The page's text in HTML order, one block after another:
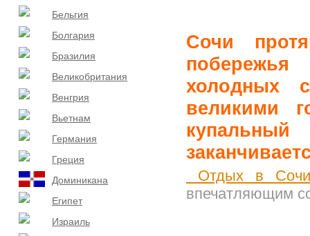
Бельгия
Болгария
Бразилия
Великобритания
Венгрия
Вьетнам
Германия
Греция
Доминикана
Египет
Израиль
Сочи
холодных
великими
Отдых в
впечатляющим